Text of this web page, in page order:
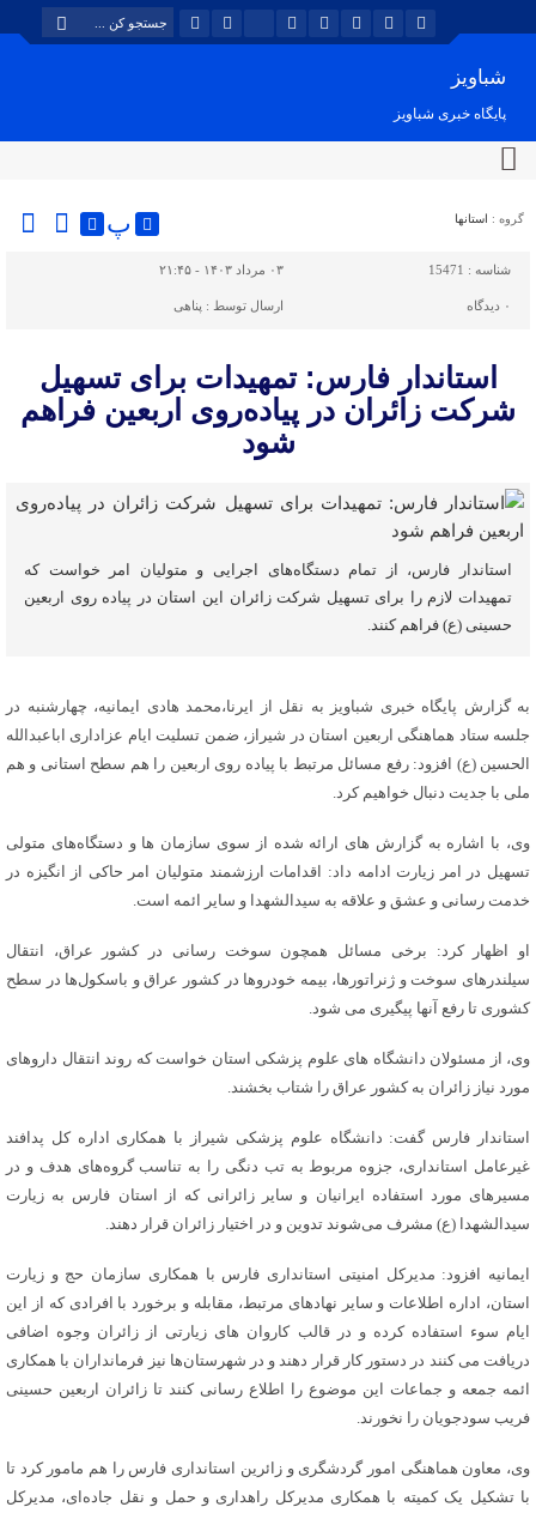
شباویز
پایگاه خبری شباویز
گروه : استانها پ
شناسه : 15471 ۰۳ مرداد ۱۴۰۳ - ۲۱:۴۵
۰ دیدگاه ارسال توسط : پناهی
استاندار فارس: تمهیدات برای تسهیل
شرکت زائران در پیاده‌روی اربعین فراهم
شود
استاندار فارس، از تمام دستگاه‌های اجرایی و متولیان امر خواست که
تمهیدات لازم را برای تسهیل شرکت زائران این استان در پیاده روی اربعین
حسینی (ع) فراهم کنند.
به گزارش پایگاه خبری شباویز به نقل از ایرنا،محمد هادی ایمانیه، چهارشنبه در
جلسه ستاد هماهنگی اربعین استان در شیراز، ضمن تسلیت ایام عزاداری اباعبدالله
الحسین (ع) افزود: رفع مسائل مرتبط با پیاده روی اربعین را هم سطح استانی و هم
ملی با جدیت دنبال خواهیم کرد.
وی، با اشاره به گزارش های ارائه شده از سوی سازمان ها و دستگاه‌های متولی
تسهیل در امر زیارت ادامه داد: اقدامات ارزشمند متولیان امر حاکی از انگیزه در
خدمت رسانی و عشق و علاقه به سیدالشهدا و سایر ائمه است.
او اظهار کرد: برخی مسائل همچون سوخت رسانی در کشور عراق، انتقال
سیلندرهای سوخت و ژنراتورها، بیمه خودروها در کشور عراق و باسکول‌ها در سطح
کشوری تا رفع آنها پیگیری می شود.
وی، از مسئولان دانشگاه های علوم پزشکی استان خواست که روند انتقال داروهای
مورد نیاز زائران به کشور عراق را شتاب بخشند.
استاندار فارس گفت: دانشگاه علوم پزشکی شیراز با همکاری اداره کل پدافند
غیرعامل استانداری، جزوه مربوط به تب دنگی را به تناسب گروه‌های هدف و در
مسیرهای مورد استفاده ایرانیان و سایر زائرانی که از استان فارس به زیارت
سیدالشهدا (ع) مشرف می‌شوند تدوین و در اختیار زائران قرار دهند.
ایمانیه افزود: مدیرکل امنیتی استانداری فارس با همکاری سازمان حج و زیارت
استان، اداره اطلاعات و سایر نهادهای مرتبط، مقابله و برخورد با افرادی که از این
ایام سوء استفاده کرده و در قالب کاروان های زیارتی از زائران وجوه اضافی
دریافت می کنند در دستور کار قرار دهند و در شهرستان‌ها نیز فرمانداران با همکاری
ائمه جمعه و جماعات این موضوع را اطلاع رسانی کنند تا زائران اربعین حسینی
فریب سودجویان را نخورند.
وی، معاون هماهنگی امور گردشگری و زائرین استانداری فارس را هم مامور کرد تا
با تشکیل یک کمیته با همکاری مدیرکل راهداری و حمل و نقل جاده‌ای، مدیرکل